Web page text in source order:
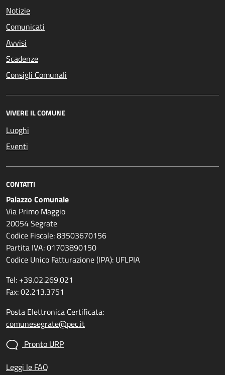
Notizie
Comunicati
Avvisi
Scadenze
Consigli Comunali
VIVERE IL COMUNE
Luoghi
Eventi
CONTATTI
Palazzo Comunale
Via Primo Maggio
20054 Segrate
Codice Fiscale: 83503670156
Partita IVA: 01703890150
Codice Unico Fatturazione (IPA): UFLPIA
Tel: +39.02.269.021
Fax: 02.213.3751
Posta Elettronica Certificata:
comunesegrate@pec.it
Pronto URP
Leggi le FAQ